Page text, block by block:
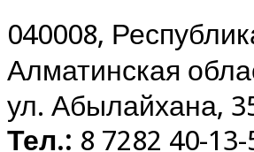
040008,
Алматинская
ул. Абылайхана,
Тел.: 8 7282 40-13-